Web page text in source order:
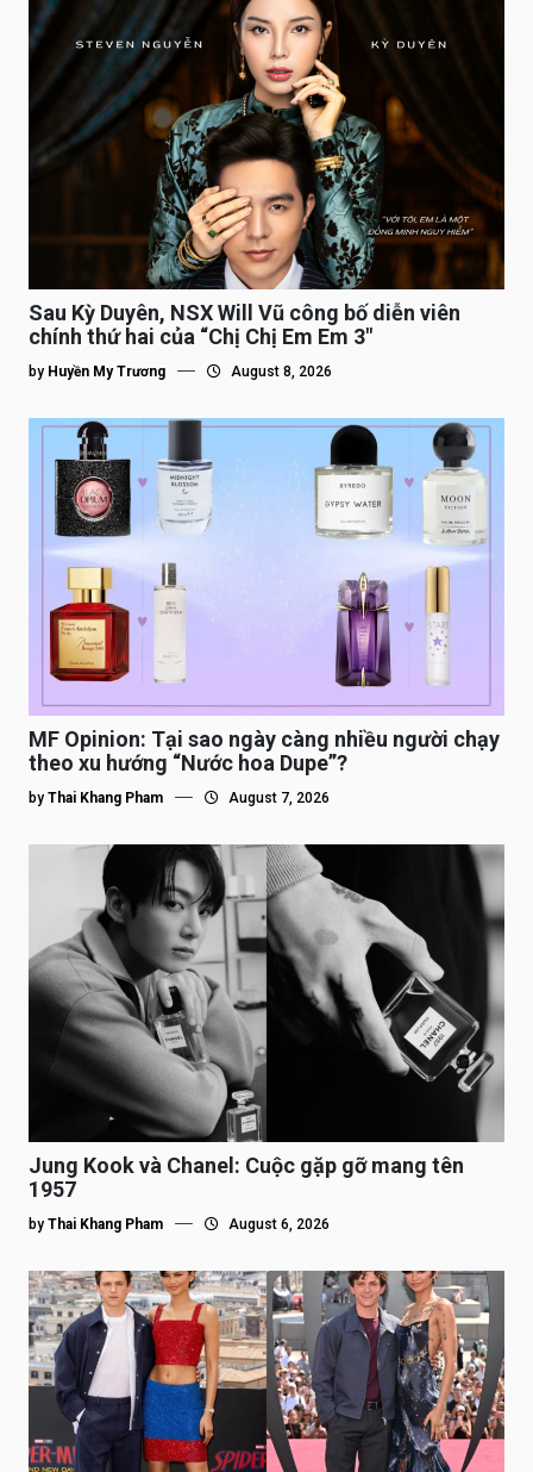
Sau Kỳ Duyên, NSX Will Vũ công bố diễn viên
chính thứ hai của “Chị Chị Em Em 3″
by Huyền My Trương August 8, 2026
MF Opinion: Tại sao ngày càng nhiều người chạy
theo xu hướng “Nước hoa Dupe”?
by Thai Khang Pham August 7, 2026
Jung Kook và Chanel: Cuộc gặp gỡ mang tên
1957
by Thai Khang Pham August 6, 2026